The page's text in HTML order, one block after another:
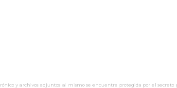
y archivos adjuntos al mismo se encuentra protegida por el